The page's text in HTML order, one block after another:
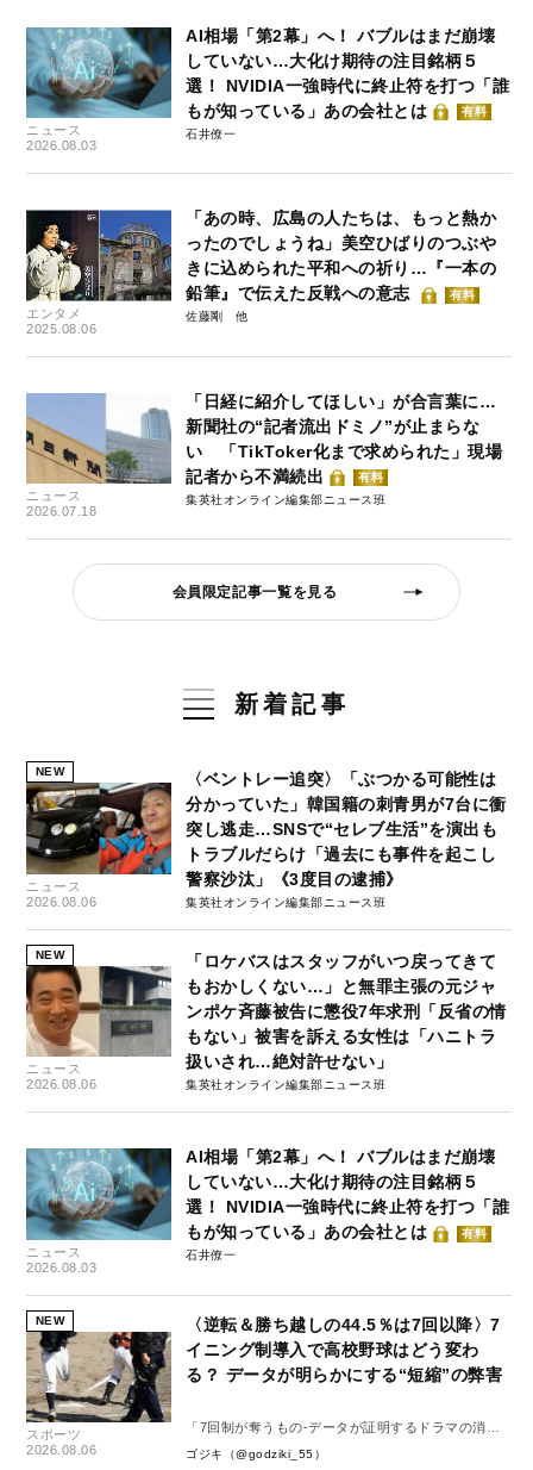
ニュース
2026.08.03
AI相場「第2幕」へ！ バブルはまだ崩壊
していない…大化け期待の注目銘柄５
選！ NVIDIA一強時代に終止符を打つ「誰
もが知っている」あの会社とは
有料
石井僚一
エンタメ
2025.08.06
「あの時、広島の人たちは、もっと熱か
ったのでしょうね」美空ひばりのつぶや
きに込められた平和への祈り…『一本の
鉛筆』で伝えた反戦への意志
有料
佐藤剛
ニュース
2026.07.18
「日経に紹介してほしい」が合言葉に…
新聞社の“記者流出ドミノ”が止まらな
い 「TikToker化まで求められた」現場
記者から不満続出
有料
集英社オンライン編集部ニュース班
会員限定記事一覧を見る
新着記事
NEW
ニュース
2026.08.06
〈ベントレー追突〉「ぶつかる可能性は
分かっていた」韓国籍の刺青男が7台に衝
突し逃走…SNSで“セレブ生活”を演出も
トラブルだらけ「過去にも事件を起こし
警察沙汰」《3度目の逮捕》
集英社オンライン編集部ニュース班
NEW
ニュース
2026.08.06
「ロケバスはスタッフがいつ戻ってきて
もおかしくない…」と無罪主張の元ジャ
ンポケ斉藤被告に懲役7年求刑「反省の情
もない」被害を訴える女性は「ハニトラ
扱いされ…絶対許せない」
集英社オンライン編集部ニュース班
ニュース
2026.08.03
AI相場「第2幕」へ！ バブルはまだ崩壊
していない…大化け期待の注目銘柄５
選！ NVIDIA一強時代に終止符を打つ「誰
もが知っている」あの会社とは
有料
石井僚一
NEW
スポーツ
2026.08.06
〈逆転＆勝ち越しの44.5％は7回以降〉7
イニング制導入で高校野球はどう変わ
る？ データが明らかにする“短縮”の弊害
「7回制が奪うもの-データが証明するドラマの消
失-」
ゴジキ（@godziki_55）